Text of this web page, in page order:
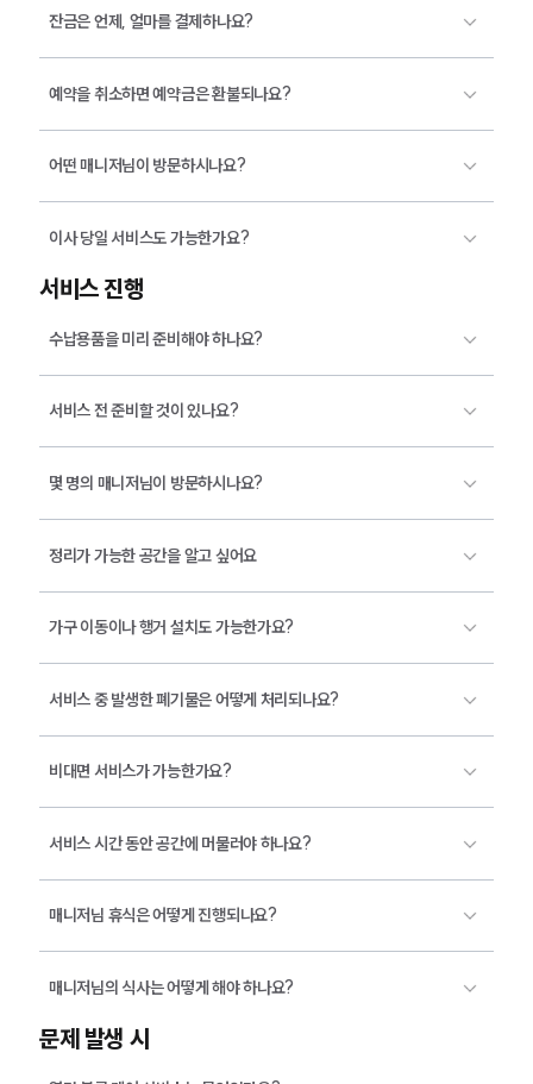
잔금은 언제, 얼마를 결제하나요?
예약을 취소하면 예약금은 환불되나요?
어떤 매니저님이 방문하시나요?
이사 당일 서비스도 가능한가요?
서비스 진행
수납용품을 미리 준비해야 하나요?
서비스 전 준비할 것이 있나요?
몇 명의 매니저님이 방문하시나요?
정리가 가능한 공간을 알고 싶어요
가구 이동이나 행거 설치도 가능한가요?
서비스 중 발생한 폐기물은 어떻게 처리되나요?
비대면 서비스가 가능한가요?
서비스 시간 동안 공간에 머물러야 하나요?
매니저님 휴식은 어떻게 진행되나요?
매니저님의 식사는 어떻게 해야 하나요?
문제 발생 시